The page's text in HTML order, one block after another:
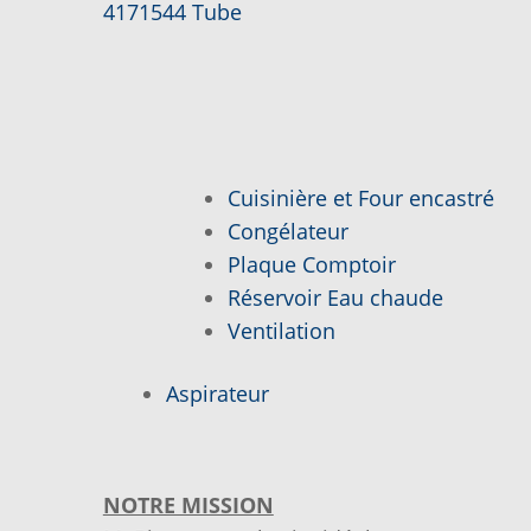
SI VOUS NE TROUVEZ PAS LA PIÈCE QUE VOUS
Navigation
Article
4171544 Tube
Cuisinière et Four encastré
Congélateur
Plaque Comptoir
Réservoir Eau chaude
Ventilation
Aspirateur
NOTRE MISSION